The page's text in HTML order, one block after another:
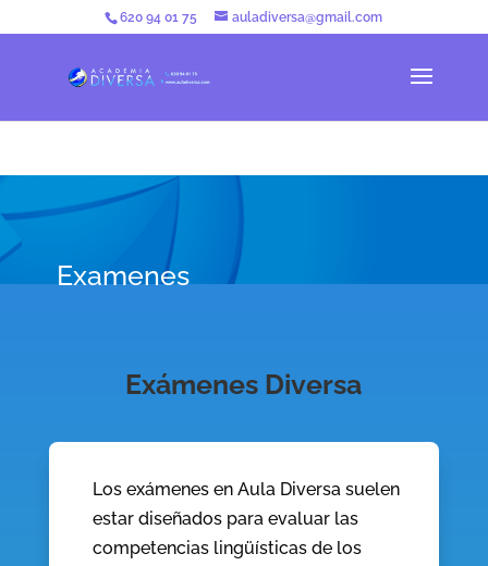
620 94 01 75 auladiversa@gmail.com
Examenes
Exámenes Diversa
Los exámenes en Aula Diversa suelen
estar diseñados para evaluar las
competencias lingüísticas de los